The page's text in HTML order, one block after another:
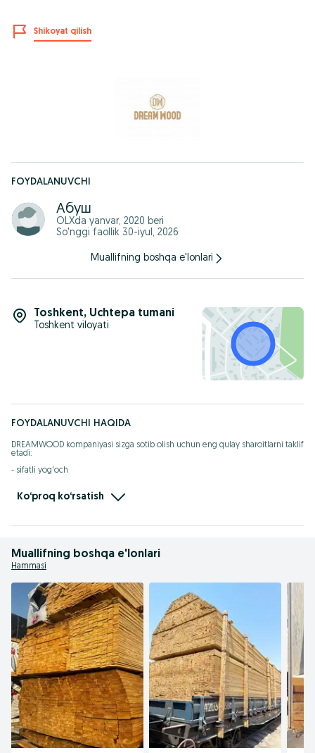
Shikoyat qilish
FOYDALANUVCHI
Абуш
OLXda yanvar, 2020 beri
So'nggi faollik 30-iyul, 2026
Muallifning boshqa e'lonlari
Toshkent, Uchtepa tumani
Toshkent viloyati
FOYDALANUVCHI HAQIDA
DREAMWOOD kompaniyasi sizga sotib olish uchun eng qulay sharoitlarni taklif
etadi:
- sifatli yog'och
- O'zbekiston bo'ylab yetkazib berish hizmati
Ko‘proq ko‘rsatish
Muallifning boshqa e'lonlari
Hammasi